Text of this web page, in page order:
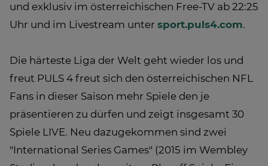
und exklusiv im österreichischen Free-TV ab 22:25
Uhr und im Livestream unter sport.puls4.com.
Die härteste Liga der Welt geht wieder los und
freut PULS 4 freut sich den österreichischen NFL
Fans in dieser Saison mehr Spiele den je
präsentieren zu dürfen und zeigt insgesamt 30
Spiele LIVE. Neu dazugekommen sind zwei
"International Series Games" (2015 im Wembley